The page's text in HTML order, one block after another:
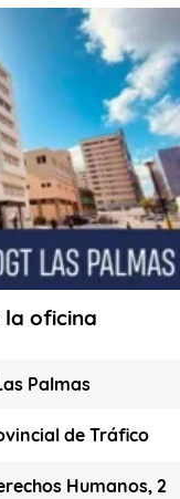
oficina
Palmas
de Tráfico
Humanos, 2